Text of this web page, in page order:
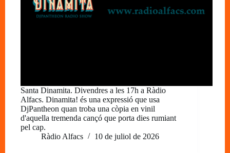
Santa Dinamita. Divendres a les 17h a Ràdio
Alfacs. Dinamita! és una expressió que usa
DjPantheon quan troba una còpia en vinil
d'aquella tremenda cançó que porta dies rumiant
pel cap.
Ràdio Alfacs
10 de juliol de 2026